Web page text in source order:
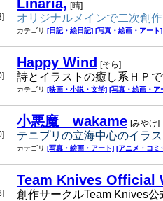
Linaria, [晴]
オリジナルメインで二次創
カテゴリ [日記・絵日記] [写真・絵画・アート]
Happy Wind [そら]
詩とイラストの癒し系ＨＰ
カテゴリ [映画・小説・文学] [写真・絵画・ア
小悪魔 wakame [みやけ]
テニプリの立海中心のイラ
カテゴリ [写真・絵画・アート] [アニメ・コミ
Team Knives Official
創作サークルTeam Knives公